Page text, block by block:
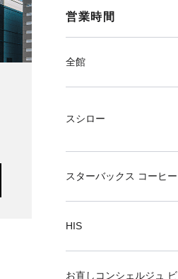
営業時間
全館
スシロー
スターバックス コーヒー
HIS
お直しコンシェルジュ ビ